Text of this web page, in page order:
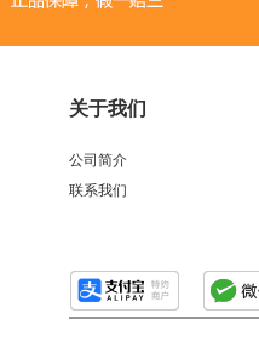
器 (8) 电源线 (8) 制
LCD (4) 音频/视
开发板 (35)
e-Health传感器 (2)
关于我们
公司简介
联系我们